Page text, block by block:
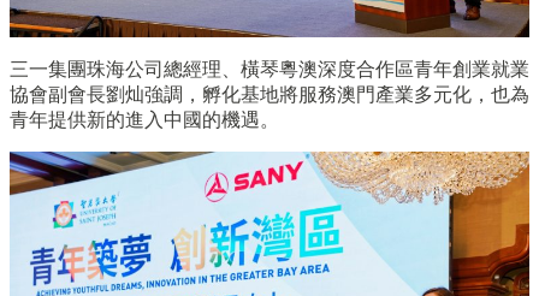
三一集團珠海公司總經理、橫琴粵澳深度合作區青年創業就業
協會副會長劉灿強調，孵化基地將服務澳門產業多元化，也為
青年提供新的進入中國的機遇。